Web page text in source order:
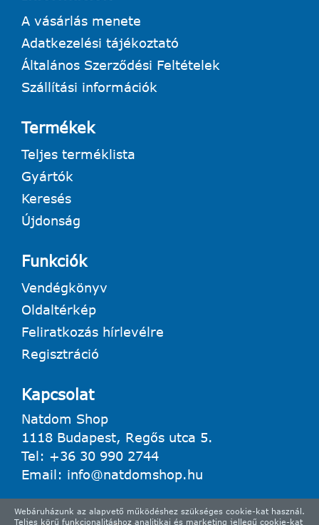
Webáruházunk az alapvető működéshez szükséges cookie-kat használ.
Teljes körű funkcionalitáshoz analitikai és marketing jellegű cookie-kat
A vásárlás menete
Adatkezelési tájékoztató
Általános Szerződési Feltételek
Szállítási információk
Termékek
Teljes terméklista
Gyártók
Keresés
Újdonság
Funkciók
Vendégkönyv
Oldaltérkép
Feliratkozás hírlevélre
Regisztráció
Kapcsolat
Natdom Shop
1118 Budapest, Regős utca 5.
Tel: +36 30 990 2744
Email: info@natdomshop.hu